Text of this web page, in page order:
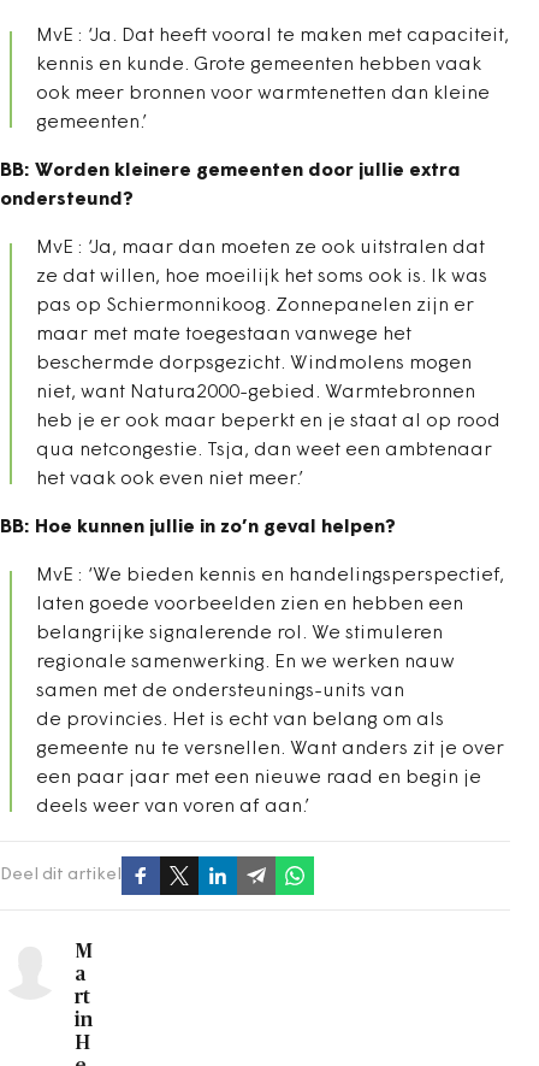
MvE : ‘Ja. Dat heeft vooral te maken met capaciteit,
kennis en kunde. Grote gemeenten hebben vaak
ook meer bronnen voor warmtenetten dan kleine
gemeenten.’
BB: Worden kleinere gemeenten door jullie extra
ondersteund?
MvE : ‘Ja, maar dan moeten ze ook uitstralen dat
ze dat willen, hoe moeilijk het soms ook is. Ik was
pas op Schiermonnikoog. Zonnepanelen zijn er
maar met mate toegestaan vanwege het
beschermde dorpsgezicht. Windmolens mogen
niet, want Natura2000-gebied. Warmtebronnen
heb je er ook maar beperkt en je staat al op rood
qua netcongestie. Tsja, dan weet een ambtenaar
het vaak ook even niet meer.’
BB: Hoe kunnen jullie in zo’n geval helpen?
MvE : ‘We bieden kennis en handelingsperspectief,
laten goede voorbeelden zien en hebben een
belangrijke signalerende rol. We stimuleren
regionale samenwerking. En we werken nauw
samen met de ondersteunings-units van
de provincies. Het is echt van belang om als
gemeente nu te versnellen. Want anders zit je over
een paar jaar met een nieuwe raad en begin je
deels weer van voren af aan.’
Deel dit artikel
M
a
rt
in
H